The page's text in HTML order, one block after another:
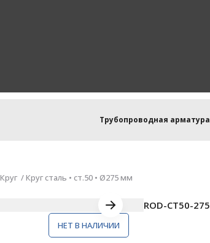
Трубопроводная арматура
Круг Круг сталь • ст.50 • Ø275 мм
НЕТ В НАЛИЧИИ
ROD-СТ50-275